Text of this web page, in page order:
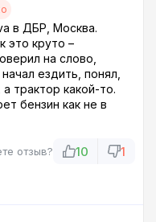
в ДБР, Москва.
это круто –
на слово,
ездить, понял,
трактор какой-то.
бензин как не в
трясется. Да еще
Никакой
отзыв? 10 1